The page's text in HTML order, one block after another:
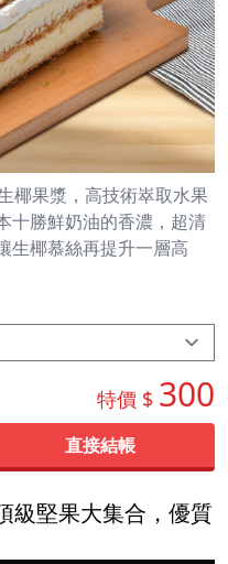
果漿，高技術崒取水果
十勝鮮奶油的香濃，超清
生椰慕絲再提升一層高
特價 $ 300
直接結帳
堅果大集合，優質